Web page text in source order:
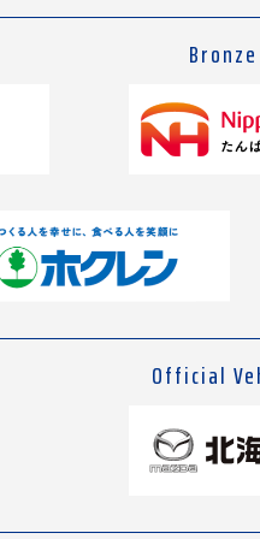
Official